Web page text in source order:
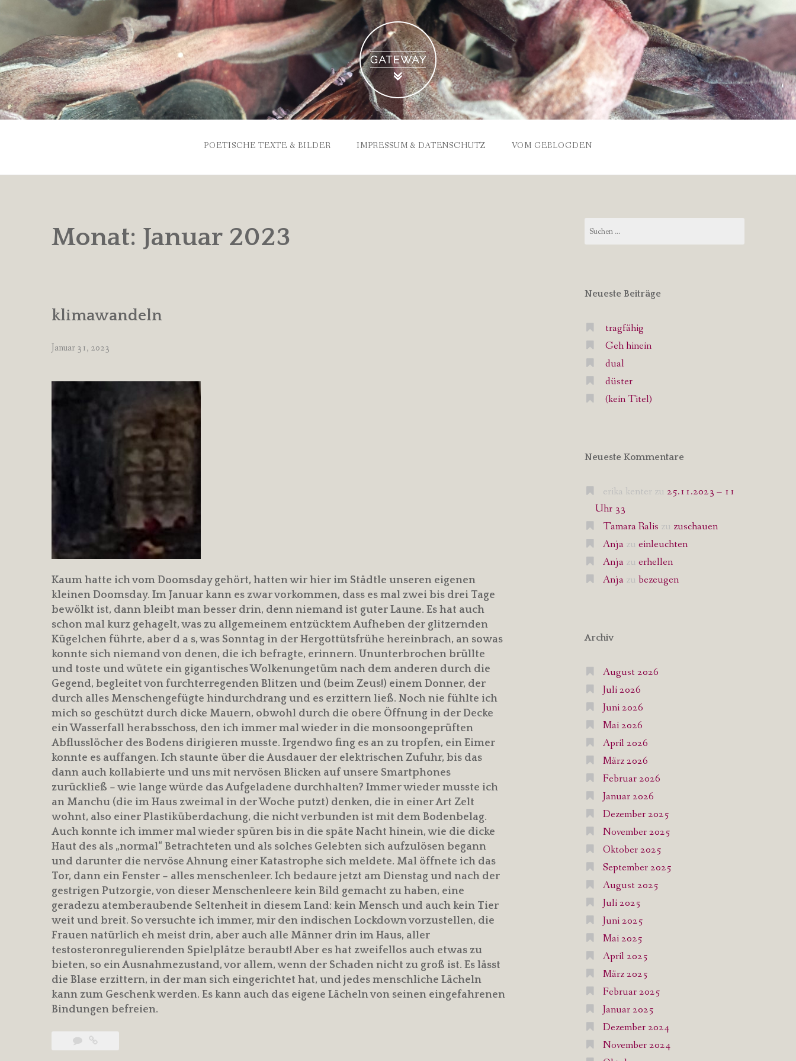
POETISCHE TEXTE & BILDER IMPRESSUM & DATENSCHUTZ VOM GEBLOGDEN
Monat: Januar 2023
klimawandeln
Januar 31, 2023
Kaum hatte ich vom Doomsday gehört, hatten wir hier im Städtle unseren eigenen
kleinen Doomsday. Im Januar kann es zwar vorkommen, dass es mal zwei bis drei Tage
bewölkt ist, dann bleibt man besser drin, denn niemand ist guter Laune. Es hat auch
schon mal kurz gehagelt, was zu allgemeinem entzücktem Aufheben der glitzernden
Kügelchen führte, aber d a s, was Sonntag in der Hergottütsfrühe hereinbrach, an sowas
konnte sich niemand von denen, die ich befragte, erinnern. Ununterbrochen brüllte
und toste und wütete ein gigantisches Wolkenungetüm nach dem anderen durch die
Gegend, begleitet von furchterregenden Blitzen und (beim Zeus!) einem Donner, der
durch alles Menschengefügte hindurchdrang und es erzittern ließ. Noch nie fühlte ich
mich so geschützt durch dicke Mauern, obwohl durch die obere Öffnung in der Decke
ein Wasserfall herabsschoss, den ich immer mal wieder in die monsoongeprüften
Abflusslöcher des Bodens dirigieren musste. Irgendwo fing es an zu tropfen, ein Eimer
konnte es auffangen. Ich staunte über die Ausdauer der elektrischen Zufuhr, bis das
dann auch kollabierte und uns mit nervösen Blicken auf unsere Smartphones
zurückließ – wie lange würde das Aufgeladene durchhalten? Immer wieder musste ich
an Manchu (die im Haus zweimal in der Woche putzt) denken, die in einer Art Zelt
wohnt, also einer Plastiküberdachung, die nicht verbunden ist mit dem Bodenbelag.
Auch konnte ich immer mal wieder spüren bis in die späte Nacht hinein, wie die dicke
Haut des als „normal“ Betrachteten und als solches Gelebten sich aufzulösen begann
und darunter die nervöse Ahnung einer Katastrophe sich meldete. Mal öffnete ich das
Tor, dann ein Fenster – alles menschenleer. Ich bedaure jetzt am Dienstag und nach der
gestrigen Putzorgie, von dieser Menschenleere kein Bild gemacht zu haben, eine
geradezu atemberaubende Seltenheit in diesem Land: kein Mensch und auch kein Tier
weit und breit. So versuchte ich immer, mir den indischen Lockdown vorzustellen, die
Frauen natürlich eh meist drin, aber auch alle Männer drin im Haus, aller
testosteronregulierenden Spielplätze beraubt! Aber es hat zweifellos auch etwas zu
bieten, so ein Ausnahmezustand, vor allem, wenn der Schaden nicht zu groß ist. Es lässt
die Blase erzittern, in der man sich eingerichtet hat, und jedes menschliche Lächeln
kann zum Geschenk werden. Es kann auch das eigene Lächeln von seinen eingefahrenen
Bindungen befreien.
nach:
Neueste Beiträge
tragfähig
Geh hinein
dual
düster
(kein Titel)
Neueste Kommentare
erika kenter zu 25.11.2023 – 11
Uhr 33
Tamara Ralis zu zuschauen
Anja zu einleuchten
Anja zu erhellen
Anja zu bezeugen
Archiv
August 2026
Juli 2026
Juni 2026
Mai 2026
April 2026
März 2026
Februar 2026
Januar 2026
Dezember 2025
November 2025
Oktober 2025
September 2025
August 2025
Juli 2025
Juni 2025
Mai 2025
April 2025
März 2025
Februar 2025
Januar 2025
Dezember 2024
November 2024